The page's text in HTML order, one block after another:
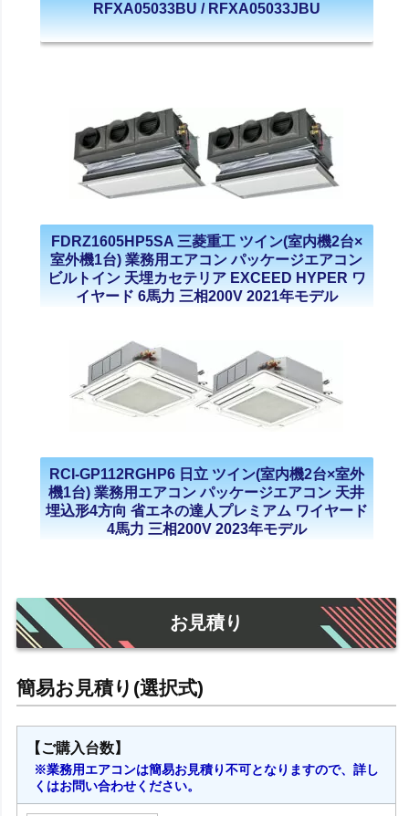
RFXA05033BU / RFXA05033JBU
FDRZ1605HP5SA 三菱重工 ツイン(室内機2台×
室外機1台) 業務用エアコン パッケージエアコン
ビルトイン 天埋カセテリア EXCEED HYPER ワ
イヤード 6馬力 三相200V 2021年モデル
RCI-GP112RGHP6 日立 ツイン(室内機2台×室外
機1台) 業務用エアコン パッケージエアコン 天井
埋込形4方向 省エネの達人プレミアム ワイヤード
4馬力 三相200V 2023年モデル
お見積り
【ご購入台数】
※業務用エアコンは簡易お見積り不可となりますので、詳し
くはお問い合わせください。